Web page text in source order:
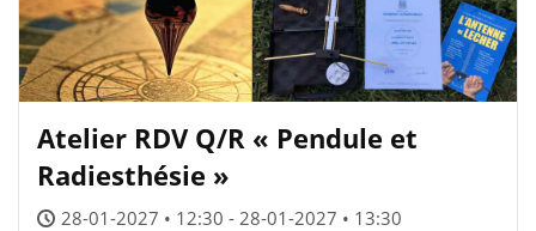
Atelier RDV Q/R « Pendule et
Radiesthésie »
28-01-2027 • 12:30 - 28-01-2027 • 13:30